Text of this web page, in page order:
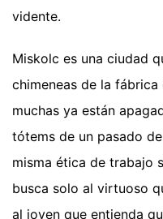
vidente.
Miskolc es una ciudad
chimeneas de la
muchas ya están
tótems de un pasado
misma ética de trabajo
busca solo al virtuoso
al joven que entienda